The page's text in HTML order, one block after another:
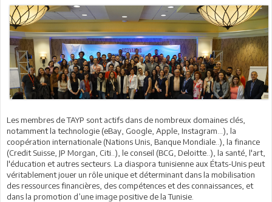
Les membres de TAYP sont actifs dans de nombreux domaines clés,
notamment la technologie (eBay, Google, Apple, Instagram...), la
coopération internationale (Nations Unis, Banque Mondiale..), la finance
(Credit Suisse, JP Morgan, Citi..), le conseil (BCG, Deloitte..), la santé, l'art,
l'éducation et autres secteurs. La diaspora tunisienne aux États-Unis peut
véritablement jouer un rôle unique et déterminant dans la mobilisation
des ressources financières, des compétences et des connaissances, et
dans la promotion d’une image positive de la Tunisie.